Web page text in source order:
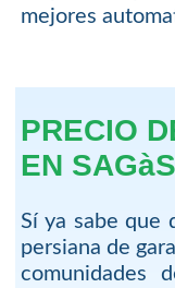
mejores
PRECIO
EN SAGàS
Sí ya sabe que
persiana de
comunidades